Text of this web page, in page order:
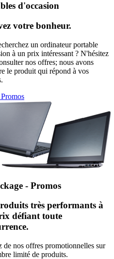
d'occasion
votre bonheur.
un ordinateur portable
à un prix intéressant ? N'hésitez
nos offres; nous avons
le produit qui répond à vos
- Promos
très performants à
défiant toute
de nos offres promotionnelles sur
limité de produits.